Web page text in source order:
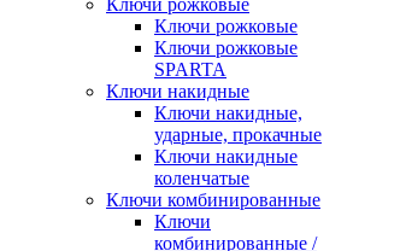
Ключи рожковые
Ключи рожковые
Ключи рожковые
SPARTA
Ключи накидные
Ключи накидные,
ударные, прокачные
Ключи накидные
коленчатые
Ключи комбинированные
Ключи
комбинированные /